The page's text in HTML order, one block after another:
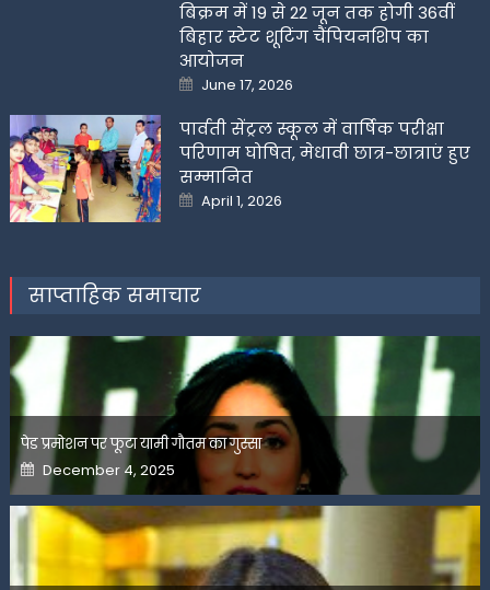
बिक्रम में 19 से 22 जून तक होगी 36वीं
बिहार स्टेट शूटिंग चैंपियनशिप का
आयोजन
Posted
on
June 17, 2026
पार्वती सेंट्रल स्कूल में वार्षिक परीक्षा
परिणाम घोषित, मेधावी छात्र-छात्राएं हुए
सम्मानित
Posted
on
April 1, 2026
साप्ताहिक समाचार
पेड प्रमोशन पर फूटा यामी गौतम का गुस्सा
Posted
on
December 4, 2025